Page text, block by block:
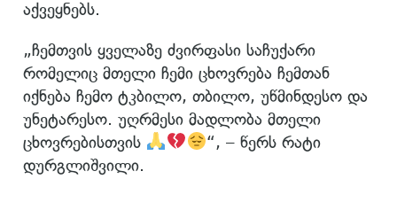
აქვეყნებს.
„ჩემთვის ყველაზე ძვირფასი საჩუქარი
რომელიც მთელი ჩემი ცხოვრება ჩემთან
იქნება ჩემო ტკბილო, თბილო, უწმინდესო და
უნეტარესო. უღრმესი მადლობა მთელი
ცხოვრებისთვის
“, – წერს რატი
დურგლიშვილი.